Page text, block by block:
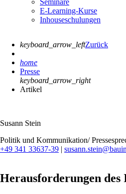
Seminare
E-Learning-Kurse
Inhouseschulungen
keyboard_arrow_leftZurück
home
Presse
keyboard_arrow_right
Artikel
Susann Stein
Politik und Kommunikation/
+49 341 33637-39 |
Herausforderungen